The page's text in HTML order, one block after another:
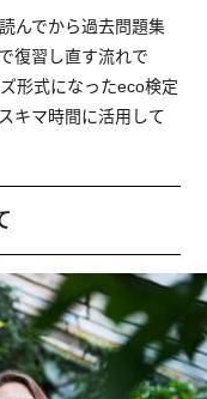
んでから過去問題集
復習し直す流れで
形式になったeco検定
キマ時間に活用して